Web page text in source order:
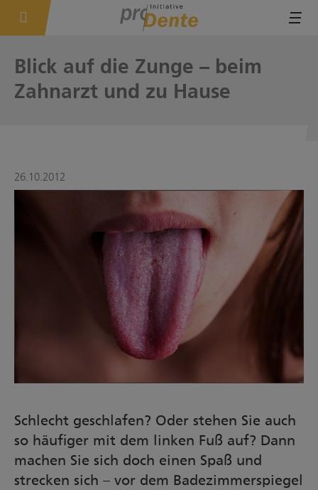
Blick auf die Zunge – beim
Zahnarzt und zu Hause
26.10.2012
Schlecht geschlafen? Oder stehen Sie auch
so häufiger mit dem linken Fuß auf? Dann
machen Sie sich doch einen Spaß und
strecken sich – vor dem Badezimmerspiegel